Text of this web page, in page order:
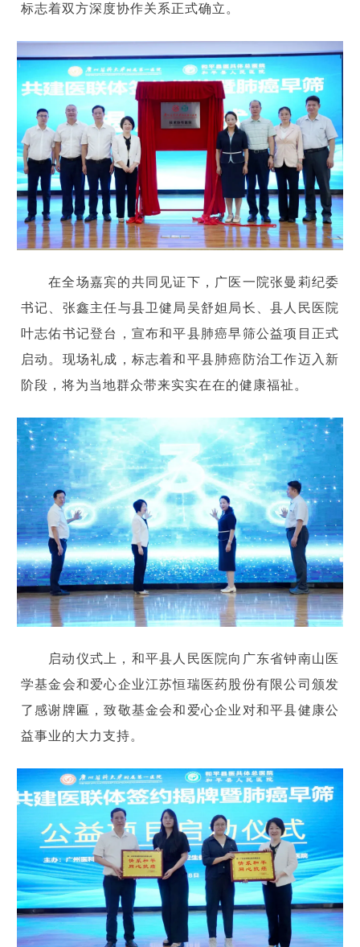
标志着双方深度协作关系正式确立。
在全场嘉宾的共同见证下，广医一院张曼莉纪委
书记、张鑫主任与县卫健局吴舒妲局长、县人民医院
叶志佑书记登台，宣布和平县肺癌早筛公益项目正式
启动。现场礼成，标志着和平县肺癌防治工作迈入新
阶段，将为当地群众带来实实在在的健康福祉。
启动仪式上，和平县人民医院向广东省钟南山医
学基金会和爱心企业江苏恒瑞医药股份有限公司颁发
了感谢牌匾，致敬基金会和爱心企业对和平县健康公
益事业的大力支持。